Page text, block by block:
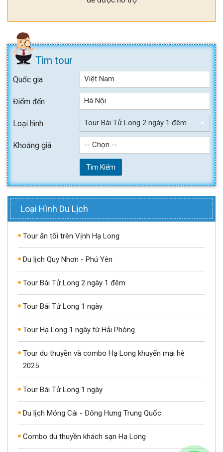
Tìm tour
Quốc gia Việt Nam
Điểm đến Hà Nội
Loại hình Tour Bái Tử Long 2 ngày 1 đêm
Khoảng giá -- Chọn --
Tìm Kiếm
Loại Hình Du Lịch
Tour ăn tối trên Vịnh Hạ Long
Du lịch Quy Nhơn - Phú Yên
Tour Bái Tử Long 2 ngày 1 đêm
Tour Bái Tử Long 1 ngày
Tour Hạ Long 1 ngày từ Hải Phòng
Tour du thuyền và combo Hạ Long khuyến mại hè
2025
Tour Bái Tử Long 1 ngày
Du lịch Móng Cái - Đông Hưng Trung Quốc
Combo du thuyền khách sạn Hạ Long